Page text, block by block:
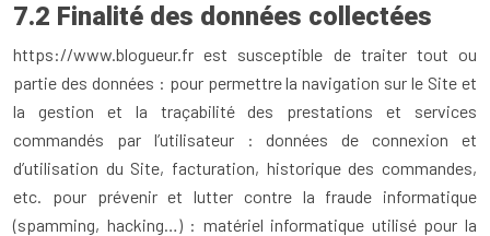
7.2 Finalité des données collectées
https://www.blogueur.fr est susceptible de traiter tout ou
partie des données : pour permettre la navigation sur le Site et
la gestion et la traçabilité des prestations et services
commandés par l’utilisateur : données de connexion et
d’utilisation du Site, facturation, historique des commandes,
etc. pour prévenir et lutter contre la fraude informatique
(spamming, hacking…) : matériel informatique utilisé pour la